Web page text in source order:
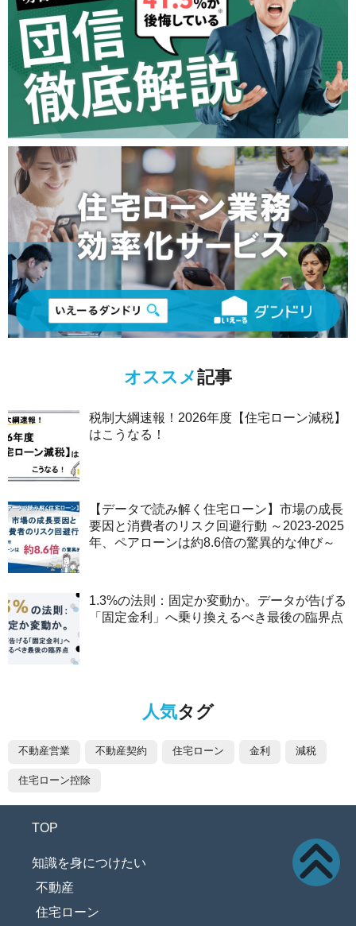
オススメ記事
税制大綱速報！2026年度【住宅ローン減税】
はこうなる！
【データで読み解く住宅ローン】市場の成長
要因と消費者のリスク回避行動 ～2023-2025
年、ペアローンは約8.6倍の驚異的な伸び～
1.3%の法則：固定か変動か。データが告げる
「固定金利」へ乗り換えるべき最後の臨界点
人気タグ
不動産営業 不動産契約 住宅ローン 金利 減税
住宅ローン控除
TOP
知識を身につけたい
不動産
住宅ローン